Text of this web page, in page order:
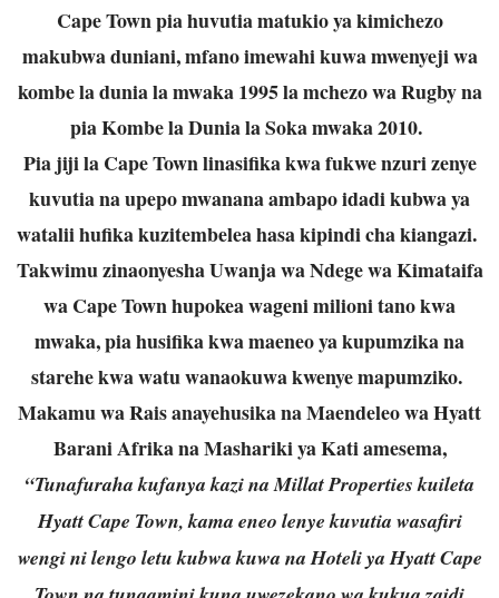
Cape Town pia huvutia matukio ya kimichezo
makubwa duniani, mfano imewahi kuwa mwenyeji wa
kombe la dunia la mwaka 1995 la mchezo wa Rugby na
pia Kombe la Dunia la Soka mwaka 2010.
Pia jiji la Cape Town linasifika kwa fukwe nzuri zenye
kuvutia na upepo mwanana ambapo idadi kubwa ya
watalii hufika kuzitembelea hasa kipindi cha kiangazi.
Takwimu zinaonyesha Uwanja wa Ndege wa Kimataifa
wa Cape Town hupokea wageni milioni tano kwa
mwaka, pia husifika kwa maeneo ya kupumzika na
starehe kwa watu wanaokuwa kwenye mapumziko.
Makamu wa Rais anayehusika na Maendeleo wa Hyatt
Barani Afrika na Mashariki ya Kati amesema,
“Tunafuraha kufanya kazi na Millat Properties kuileta
Hyatt Cape Town, kama eneo lenye kuvutia wasafiri
wengi ni lengo letu kubwa kuwa na Hoteli ya Hyatt Cape